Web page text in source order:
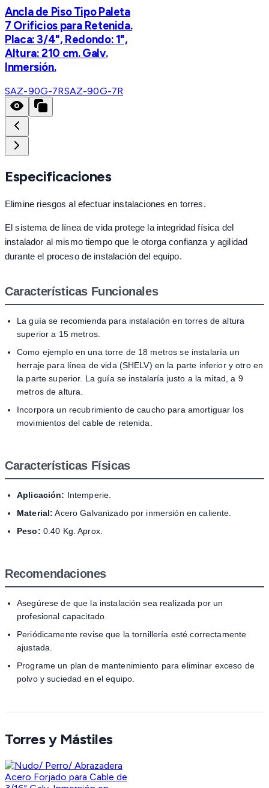
Ancla de Piso Tipo Paleta
7 Orificios para Retenida.
Placa: 3/4", Redondo: 1",
Altura: 210 cm. Galv.
Inmersión.
SAZ-90G-7RSAZ-90G-7R
Especificaciones
Elimine riesgos al efectuar instalaciones en torres.
El sistema de línea de vida protege la integridad física del
instalador al mismo tiempo que le otorga confianza y agilidad
durante el proceso de instalación del equipo.
Características Funcionales
La guía se recomienda para instalación en torres de altura
superior a 15 metros.
Como ejemplo en una torre de 18 metros se instalaría un
herraje para línea de vida (SHELV) en la parte inferior y otro en
la parte superior. La guía se instalaría justo a la mitad, a 9
metros de altura.
Incorpora un recubrimiento de caucho para amortiguar los
movimientos del cable de retenida.
Características Físicas
Aplicación: Intemperie.
Material: Acero Galvanizado por inmersión en caliente.
Peso: 0.40 Kg. Aprox.
Recomendaciones
Asegúrese de que la instalación sea realizada por un
profesional capacitado.
Periódicamente revise que la tornillería esté correctamente
ajustada.
Programe un plan de mantenimiento para eliminar exceso de
polvo y suciedad en el equipo.
Torres y Mástiles